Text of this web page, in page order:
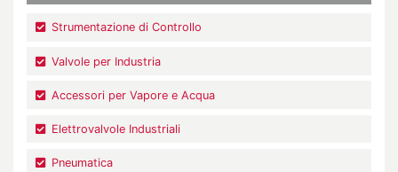
Strumentazione di Controllo
Valvole per Industria
Accessori per Vapore e Acqua
Elettrovalvole Industriali
Pneumatica